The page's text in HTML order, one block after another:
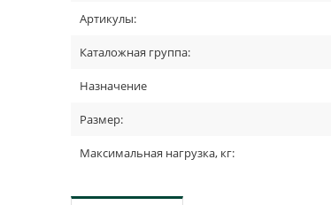
Артикулы:
Каталожная группа:
Назначение
Размер:
Максимальная нагрузка, кг: